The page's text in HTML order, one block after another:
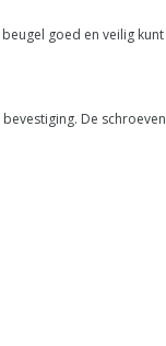
goed en veilig
De